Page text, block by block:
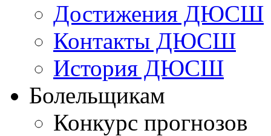
Достижения ДЮСШ
Контакты ДЮСШ
История ДЮСШ
Болельщикам
Конкурс прогнозов